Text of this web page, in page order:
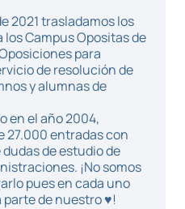
2021 trasladamos los
los Campus Opositas de
para
de resolución de
y alumnas de
en el año 2004,
27.000 entradas con
de estudio de
¡No somos
pues en cada uno
parte de nuestro ♥!